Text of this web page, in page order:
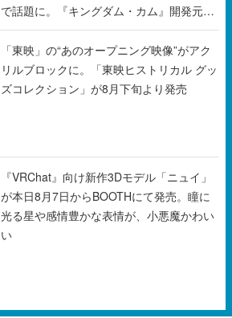
で話題に。『キングダム・カム』開発元や
チェコのプロ野球選手から称賛の声
「東映」の“あのオープニング映像”がアク
リルブロックに。「東映ヒストリカル グッ
ズコレクション」が8月下旬より発売
『VRChat』向け新作3Dモデル「ニュイ」
が本日8月7日からBOOTHにて発売。瞳に
光る星や感情豊かな表情が、小悪魔かわい
い